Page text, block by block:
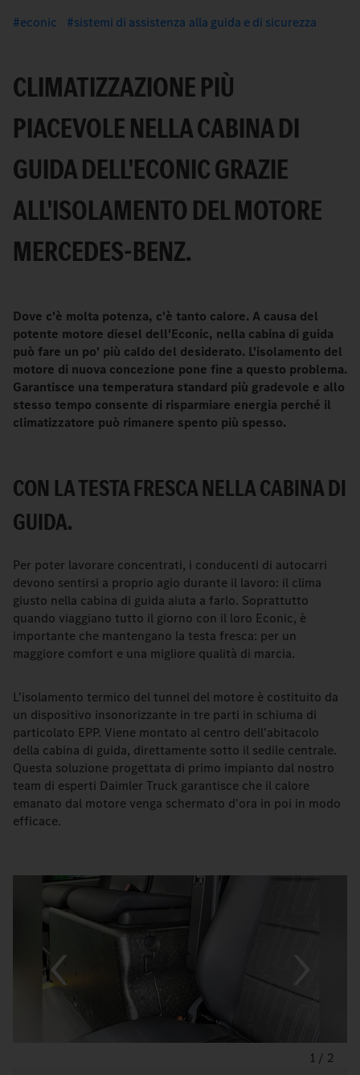
econic sistemi di assistenza alla guida e di sicurezza
CLIMATIZZAZIONE PIÙ
PIACEVOLE NELLA CABINA DI
GUIDA DELL'ECONIC GRAZIE
ALL'ISOLAMENTO DEL MOTORE
MERCEDES-BENZ.
Dove c'è molta potenza, c'è tanto calore. A causa del
potente motore diesel dell'Econic, nella cabina di guida
può fare un po' più caldo del desiderato. L'isolamento del
motore di nuova concezione pone fine a questo problema.
Garantisce una temperatura standard più gradevole e allo
stesso tempo consente di risparmiare energia perché il
climatizzatore può rimanere spento più spesso.
CON LA TESTA FRESCA NELLA CABINA DI
GUIDA.
Per poter lavorare concentrati, i conducenti di autocarri
devono sentirsi a proprio agio durante il lavoro: il clima
giusto nella cabina di guida aiuta a farlo. Soprattutto
quando viaggiano tutto il giorno con il loro Econic, è
importante che mantengano la testa fresca: per un
maggiore comfort e una migliore qualità di marcia.
L'isolamento termico del tunnel del motore è costituito da
un dispositivo insonorizzante in tre parti in schiuma di
particolato EPP. Viene montato al centro dell'abitacolo
della cabina di guida, direttamente sotto il sedile centrale.
Questa soluzione progettata di primo impianto dal nostro
team di esperti Daimler Truck garantisce che il calore
emanato dal motore venga schermato d'ora in poi in modo
efficace.
1 / 2